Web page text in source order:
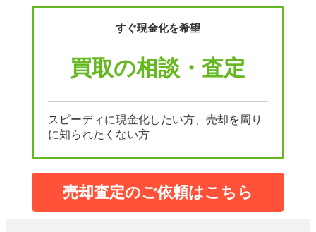
すぐ現金化を希望
買取の相談・査定
スピーディに現金化したい方、売却を周り
に知られたくない方
売却査定のご依頼はこちら